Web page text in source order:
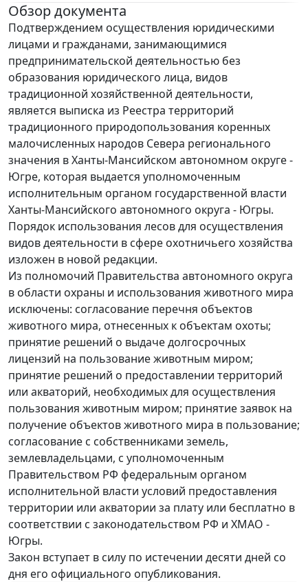
Обзор документа
Подтверждением осуществления юридическими
лицами и гражданами, занимающимися
предпринимательской деятельностью без
образования юридического лица, видов
традиционной хозяйственной деятельности,
является выписка из Реестра территорий
традиционного природопользования коренных
малочисленных народов Севера регионального
значения в Ханты-Мансийском автономном округе -
Югре, которая выдается уполномоченным
исполнительным органом государственной власти
Ханты-Мансийского автономного округа - Югры.
Порядок использования лесов для осуществления
видов деятельности в сфере охотничьего хозяйства
изложен в новой редакции.
Из полномочий Правительства автономного округа
в области охраны и использования животного мира
исключены: согласование перечня объектов
животного мира, отнесенных к объектам охоты;
принятие решений о выдаче долгосрочных
лицензий на пользование животным миром;
принятие решений о предоставлении территорий
или акваторий, необходимых для осуществления
пользования животным миром; принятие заявок на
получение объектов животного мира в пользование;
согласование с собственниками земель,
землевладельцами, с уполномоченным
Правительством РФ федеральным органом
исполнительной власти условий предоставления
территории или акватории за плату или бесплатно в
соответствии с законодательством РФ и ХМАО -
Югры.
Закон вступает в силу по истечении десяти дней со
дня его официального опубликования.